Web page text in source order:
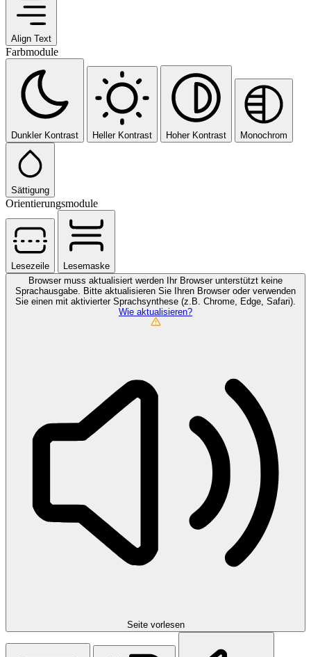
Align Text
Farbmodule
Dunkler Kontrast Heller Kontrast Hoher Kontrast Monochrom
Sättigung
Orientierungsmodule
Lesezeile
Lesemaske
Browser muss aktualisiert werden
Ihr Browser unterstützt keine
Sprachausgabe. Bitte aktualisieren Sie Ihren Browser oder verwenden
Sie einen mit aktivierter Sprachsynthese (z.B. Chrome, Edge, Safari).
Wie aktualisieren?
Seite vorlesen